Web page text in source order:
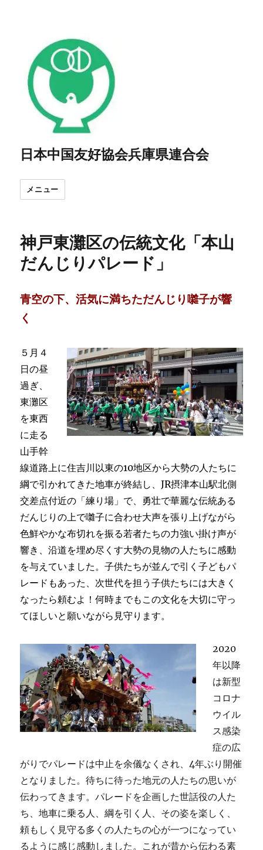
日本中国友好協会兵庫県連合会
メニュー
神戸東灘区の伝統文化「本山
だんじりパレード」
青空の下、活気に満ちただんじり囃子が響
く
５月４
日の昼
過ぎ、
東灘区
を東西
に走る
山手幹
線道路上に住吉川以東の10地区から大勢の人たちに
綱で引かれてきた地車が終結し、JR摂津本山駅北側
交差点付近の「練り場」で、勇壮で華麗な伝統ある
だんじりの上で囃子に合わせ大声を張り上げながら
色鮮やかな布切れを振る若者たちの力強い掛け声が
響き、沿道を埋め尽くす大勢の見物の人たちに感動
を与えていました。子供たちが並んで引く子どもパ
レードもあった、次世代を担う子供たちには大きく
なったら頼むよ！何時までもこの文化を大切に守っ
てほしいと願いながら見守ります。
2020
年以降
は新型
コロナ
ウイル
ス感染
症の広
がりでパレードは中止を余儀なくされ、4年ぶり開催
となりました。待ちに待った地元の人たちの思いが
伝わってきます。パレードを企画した世話役の人た
ち、地車に乗る人、綱を引く人、その姿を楽しく、
頼もしく見守る多くの人たちの心が一つになってい
るように感じ感動しました。これが昔から伝わる素